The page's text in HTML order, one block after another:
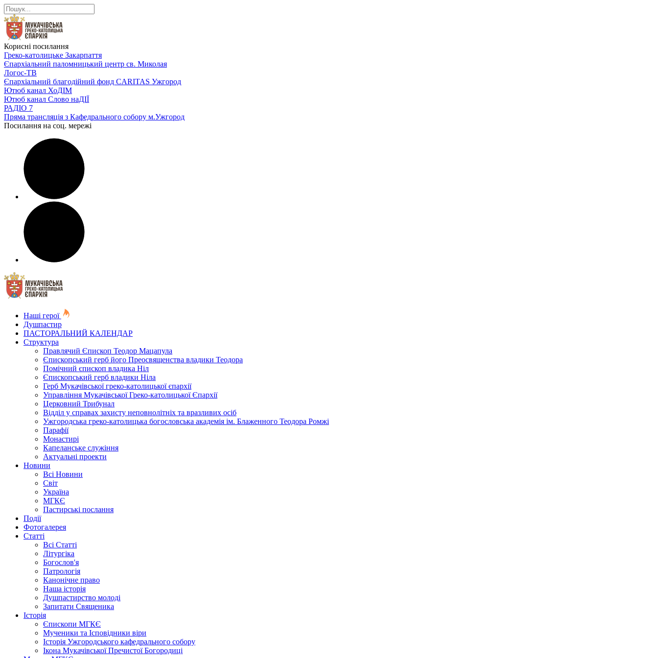
Корисні посилання
Греко-католицьке Закарпаття
Єпархіальний паломницький центр св. Миколая
Логос-ТВ
Єпархіальний благодійний фонд CARITAS Ужгород
Ютюб канал ХоДІМ
Ютюб канал Слово наДІЇ
РАДІО 7
Пряма трансляція з Кафедрального собору м.Ужгород
Посилання на соц. мережі
Наші герої
Душпастир
ПАСТОРАЛЬНИЙ КАЛЕНДАР
Структура
Правлячий Єпископ Теодор Мацапула
Єпископський герб його Преосвященства владики Теодора
Помічний єпископ владика Ніл
Єпископський герб владики Ніла
Герб Мукачівської греко-католицької єпархії
Управління Мукачівської Греко-католицької Єпархії
Церковний Трибунал
Відділ у справах захисту неповнолітніх та вразливих осіб
Ужгородська греко-католицька богословська академія ім. Блаженного Теодора Ромжі
Парафії
Монастирі
Капеланське служіння
Актуальні проекти
Новини
Всі Новини
Світ
Україна
МГКЄ
Пастирські послання
Події
Фотогалерея
Статті
Всі Статті
Літургіка
Богослов'я
Патрологія
Канонічне право
Наша історія
Душпастирство молоді
Запитати Священика
Історія
Єпископи МГКЄ
Мученики та Ісповідники віри
Історія Ужгородського кафедрального собору
Ікона Мукачівської Пречистої Богородиці